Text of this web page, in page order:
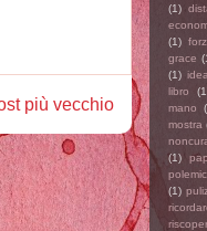
più vecchio
(1)
(1)
grace
(1)
libro
mano
mostra
(1)
(1)